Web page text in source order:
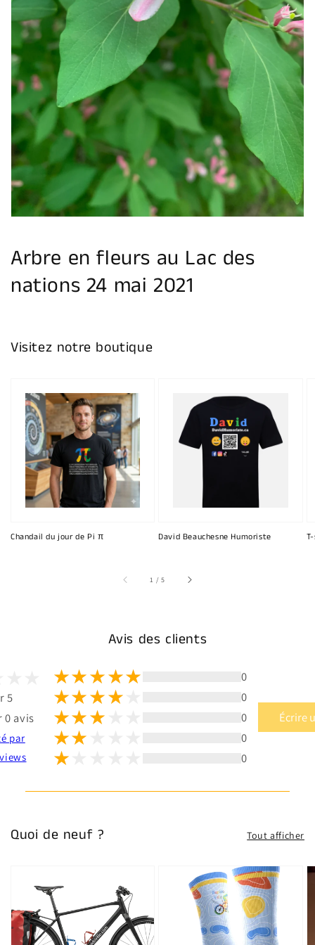
Ouvrir
1
des
supports
multimédia
la
galerie
Arbre en fleurs au Lac des
nations 24 mai 2021
Visitez notre boutique
Chandail du jour de Pi π David Beauchesne Humoriste
1 /sur
5
Avis des clients
5
0 avis
par
0
0
0
0
0
Écrire
Quoi de neuf ? Tout afficher